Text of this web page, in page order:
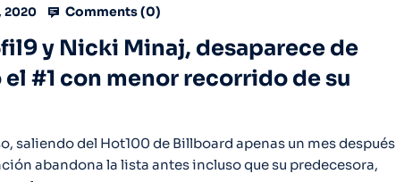
2020 Comments (0)
y Nicki Minaj, desaparece de
#1 con menor recorrido de su
saliendo del Hot100 de Billboard apenas un mes después
abandona la lista antes incluso que su predecesora,